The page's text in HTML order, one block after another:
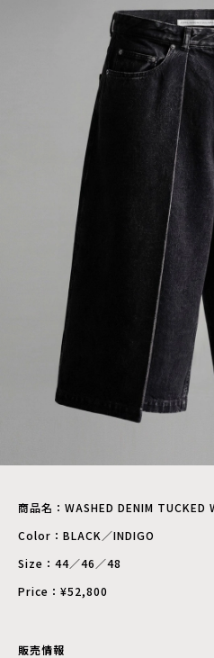
商品名：WASHED DENIM TUCKED
Color：BLACK／INDIGO
Size：44／46／48
Price：¥52,800
販売情報